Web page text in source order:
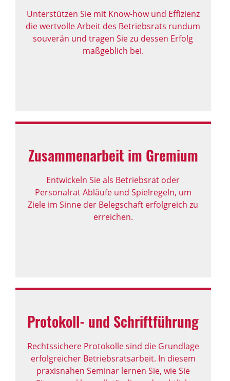
Unterstützen Sie mit Know-how und Effizienz
die wertvolle Arbeit des Betriebsrats rundum
souverän und tragen Sie zu dessen Erfolg
maßgeblich bei.
Zusam­men­ar­beit im Gremium
Entwickeln Sie als Betriebsrat oder
Personalrat Abläufe und Spielregeln, um
Ziele im Sinne der Belegschaft erfolgreich zu
erreichen.
Proto­koll- und Schrift­füh­rung
Rechtssichere Protokolle sind die Grundlage
erfolgreicher Betriebsratsarbeit. In diesem
praxisnahen Seminar lernen Sie, wie Sie